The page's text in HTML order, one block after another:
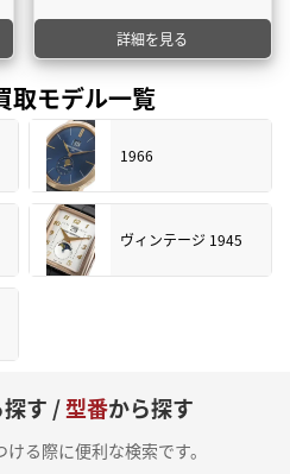
詳細を見る
取モデル一覧
1966
ヴィンテージ 1945
す /型番から探す
る際に便利な検索です。